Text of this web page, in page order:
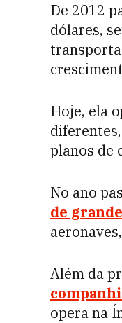
De 2012
dólares,
Hoje, ela
planos de
No ano
de
Além da
opera na